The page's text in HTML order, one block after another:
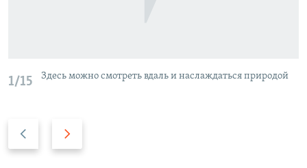
1/15 Здесь можно смотреть вдаль и наслаждаться природой